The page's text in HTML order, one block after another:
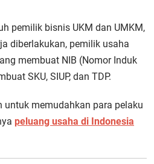
pemilik bisnis UKM dan UMKM,
diberlakukan, pemilik usaha
membuat NIB (Nomor Induk
SKU, SIUP, dan TDP.
untuk memudahkan para pelaku
peluang usaha di Indonesia